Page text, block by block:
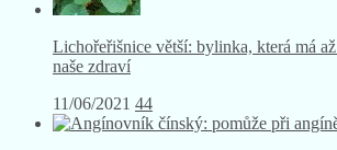
Lichořeřišnice větší: bylinka, která má
naše zdraví
11/06/2021 44